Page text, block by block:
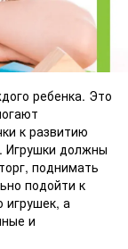
ребенка. Это
к развитию
Игрушки должны
поднимать
подойти к
игрушек, а
и